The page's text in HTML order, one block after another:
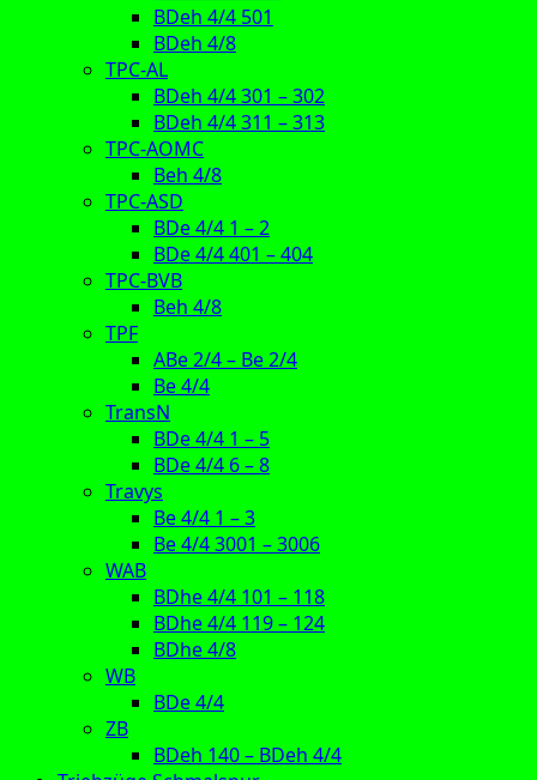
BDeh 4/4 501
BDeh 4/8
TPC-AL
BDeh 4/4 301 – 302
BDeh 4/4 311 – 313
TPC-AOMC
Beh 4/8
TPC-ASD
BDe 4/4 1 – 2
BDe 4/4 401 – 404
TPC-BVB
Beh 4/8
TPF
ABe 2/4 – Be 2/4
Be 4/4
TransN
BDe 4/4 1 – 5
BDe 4/4 6 – 8
Travys
Be 4/4 1 – 3
Be 4/4 3001 – 3006
WAB
BDhe 4/4 101 – 118
BDhe 4/4 119 – 124
BDhe 4/8
WB
BDe 4/4
ZB
BDeh 140 – BDeh 4/4